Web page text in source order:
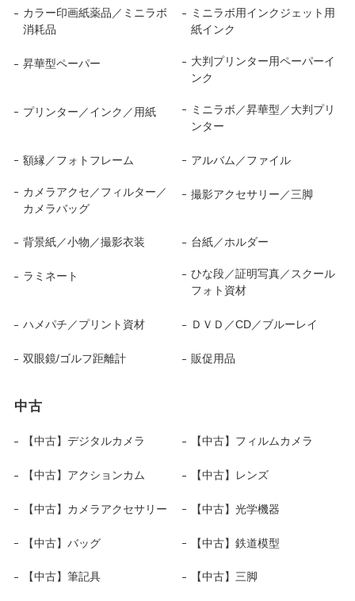
カラー印画紙薬品／ミニラボ
消耗品
ミニラボ用インクジェット用
紙インク
昇華型ペーパー
大判プリンター用ペーパーイ
ンク
プリンター／インク／用紙
ミニラボ／昇華型／大判プリ
ンター
額縁／フォトフレーム アルバム／ファイル
カメラアクセ／フィルター／
カメラバッグ
撮影アクセサリー／三脚
背景紙／小物／撮影衣装 台紙／ホルダー
ラミネート
ひな段／証明写真／スクール
フォト資材
ハメパチ／プリント資材 ＤＶＤ／CD／ブルーレイ
双眼鏡/ゴルフ距離計 販促用品
中古
【中古】デジタルカメラ 【中古】フィルムカメラ
【中古】アクションカム 【中古】レンズ
【中古】カメラアクセサリー 【中古】光学機器
【中古】バッグ 【中古】鉄道模型
【中古】筆記具 【中古】三脚